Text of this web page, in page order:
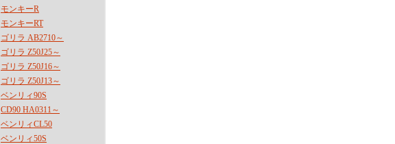
モンキーR
モンキーRT
ゴリラ AB2710～
ゴリラ Z50J25～
ゴリラ Z50J16～
ゴリラ Z50J13～
ベンリィ90S
CD90 HA0311～
ベンリィCL50
ベンリィ50S